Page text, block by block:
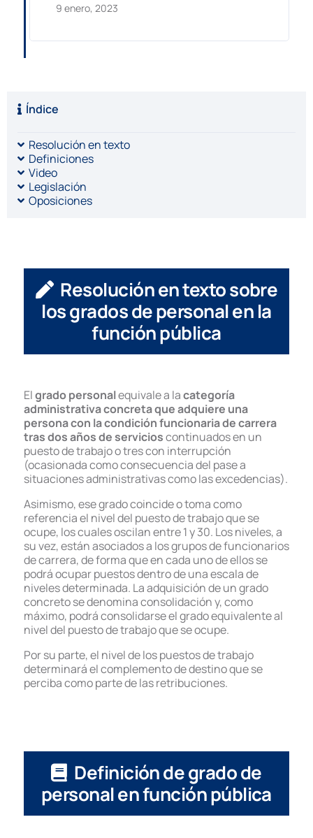
9 enero, 2023
Índice
Resolución en texto
Definiciones
Video
Legislación
Oposiciones
Resolución en texto sobre
los grados de personal en la
función pública
Elgrado personalequivale a lacategoría
administrativa concreta que adquiere una
persona con la condición funcionaria de carrera
tras dos años de servicioscontinuados en un
puesto de trabajo o tres con interrupción
(ocasionada como consecuencia del pase a
situaciones administrativas como las excedencias).
Asimismo, ese grado coincide o toma como
referencia el nivel del puesto de trabajo que se
ocupe, los cuales oscilan entre 1 y 30. Los niveles, a
su vez, están asociados a los grupos de funcionarios
de carrera, de forma que en cada uno de ellos se
podrá ocupar puestos dentro de una escala de
niveles determinada. La adquisición de un grado
concreto se denomina consolidación y, como
máximo, podrá consolidarse el grado equivalente al
nivel del puesto de trabajo que se ocupe.
Por su parte, el nivel de los puestos de trabajo
determinará el complemento de destino que se
perciba como parte de las retribuciones.
Definición de grado de
personal en función pública